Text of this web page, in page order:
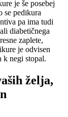
je še posebej
se pedikura
pa ima tudi
diabetičnega
zaplete,
je odvisen
k negi stopal.
želja,